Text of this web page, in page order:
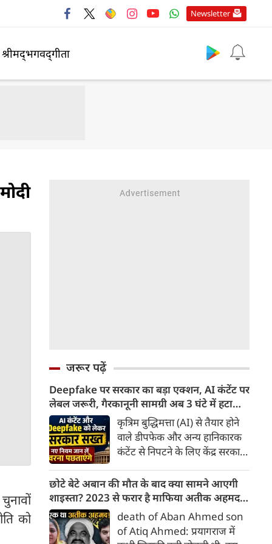
Newsletter
श्रीमद्‍भगवद्‍गीता
को
जरूर पढ़ें
Deepfake पर सरकार का बड़ा एक्शन, AI कंटेंट पर
लेबल जरूरी, गैरकानूनी सामग्री अब 3 घंटे में हटानी
होगी, नए नियम जान लें वरना पछताएंगे
कृत्रिम बुद्धिमत्ता (AI) से तैयार होने
वाले डीपफेक और अन्य हानिकारक
कंटेंट से निपटने के लिए केंद्र सरकार
किया है। सरकार ने AI से तैयार कंटेंट
पर स्पष्ट लेबल और पहचान योग्य
मेटाडेटा उपलब्ध कराना अनिवार्य
किया है। साथ ही, सरकारी या
न्यायालय के आदेश के आधार पर
छोटे बेटे अबान की मौत के बाद क्या सामने आएगी
शाइस्ता? 2023 से फरार है माफिया अतीक अहमद
की पत्नी
death of Aban Ahmed son
of Atiq Ahmed: प्रयागराज में